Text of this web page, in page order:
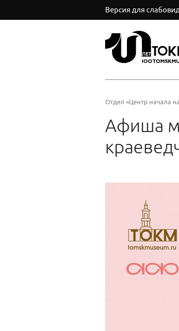
Версия для
Отдел «Центр начала
Афиша